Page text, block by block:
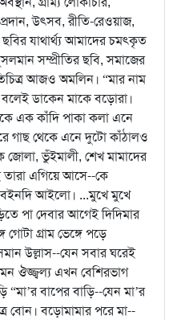
উৎসব, রীতি-রেওয়াজ,
যাথার্থ্য আমাদের চমৎকৃত
সম্প্রীতির ছবি, সমাজের
আজও অমলিন। “মার নাম
বলেই ডাকেন মাকে বড়োরা।
এক কাঁদি পাকা কলা এনে
গাছ থেকে এনে দুটো কাঁঠালও
জোলা, ভুঁইমালী, শেখ মামাদের
এগিয়ে আসে--কে
আইলো। ...মুখে মুখে
পা দেবার আগেই দিদিমার
গ্রাম ভেঙ্গে পড়ে
উল্লাস--যেন সবার ঘরেই
ঔজ্জ্বল্য এখন বেশিরভাগ
“মা’র বাপের বাড়ি--যেন মা’র
বোন। বড়োমামার পরে মা--